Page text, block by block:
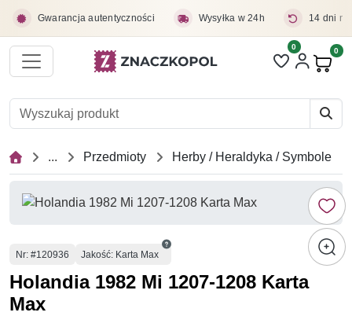
Gwarancja autentyczności Wysyłka w 24h 14 dni
Liczba pozycji
0 0
... Przedmioty Herby / Heraldyka / Symbole
Numer
Nr: #120936 Jakość: Karta Max
Holandia 1982 Mi 1207-1208 Karta
Max